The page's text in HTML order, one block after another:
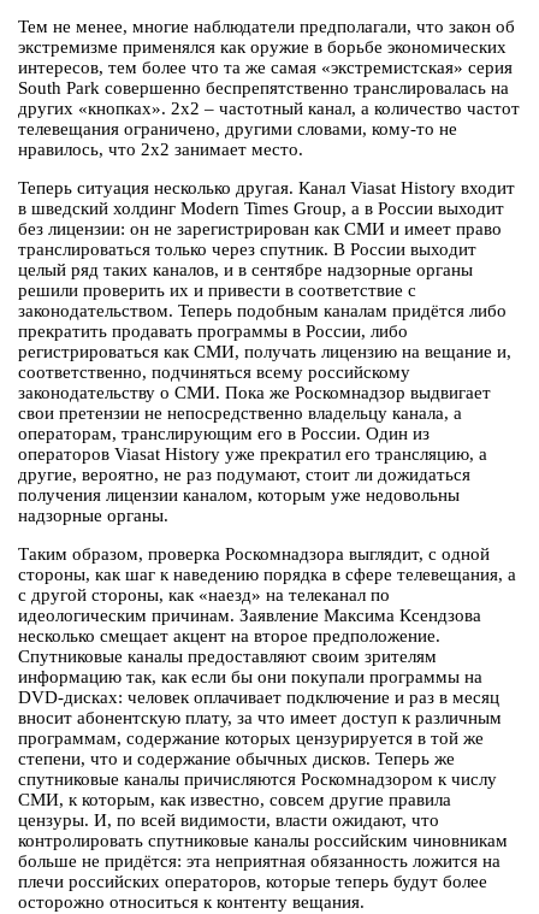
Тем не менее, многие наблюдатели предполагали, что закон об
экстремизме применялся как оружие в борьбе экономических
интересов, тем более что та же самая «экстремистская» серия
South Park совершенно беспрепятственно транслировалась на
других «кнопках». 2х2 – частотный канал, а количество частот
телевещания ограничено, другими словами, кому-то не
нравилось, что 2х2 занимает место.
Теперь ситуация несколько другая. Канал Viasat History входит
в шведский холдинг Modern Times Group, а в России выходит
без лицензии: он не зарегистрирован как СМИ и имеет право
транслироваться только через спутник. В России выходит
целый ряд таких каналов, и в сентябре надзорные органы
решили проверить их и привести в соответствие с
законодательством. Теперь подобным каналам придётся либо
прекратить продавать программы в России, либо
регистрироваться как СМИ, получать лицензию на вещание и,
соответственно, подчиняться всему российскому
законодательству о СМИ. Пока же Роскомнадзор выдвигает
свои претензии не непосредственно владельцу канала, а
операторам, транслирующим его в России. Один из
операторов Viasat History уже прекратил его трансляцию, а
другие, вероятно, не раз подумают, стоит ли дожидаться
получения лицензии каналом, которым уже недовольны
надзорные органы.
Таким образом, проверка Роскомнадзора выглядит, с одной
стороны, как шаг к наведению порядка в сфере телевещания, а
с другой стороны, как «наезд» на телеканал по
идеологическим причинам. Заявление Максима Ксендзова
несколько смещает акцент на второе предположение.
Спутниковые каналы предоставляют своим зрителям
информацию так, как если бы они покупали программы на
DVD-дисках: человек оплачивает подключение и раз в месяц
вносит абонентскую плату, за что имеет доступ к различным
программам, содержание которых цензурируется в той же
степени, что и содержание обычных дисков. Теперь же
спутниковые каналы причисляются Роскомнадзором к числу
СМИ, к которым, как известно, совсем другие правила
цензуры. И, по всей видимости, власти ожидают, что
контролировать спутниковые каналы российским чиновникам
больше не придётся: эта неприятная обязанность ложится на
плечи российских операторов, которые теперь будут более
осторожно относиться к контенту вещания.